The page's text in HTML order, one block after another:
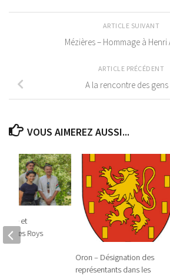
ARTICLE SUIVANT
Mézières – Hommage à Henri
ARTICLE PRÉCÉDENT
A la rencontre des gens
VOUS AIMEREZ AUSSI...
Oron – Désignation des
représentants dans les
et
des Roys